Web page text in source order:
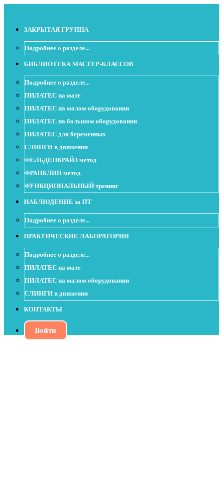
ЗАКРЫТАЯ ГРУППА
Подробнее о разделе...
БИБЛИОТЕКА МАСТЕР-КЛАССОВ
Подробнее о разделе...
ПИЛАТЕС на мате
ПИЛАТЕС на малом оборудовании
ПИЛАТЕС на большом оборудовании
ПИЛАТЕС для беременных
СЛИНГИ в движении
ФЕЛЬДЕНКРАЙЗ метод
ФРАНКЛИН метод
ФУНКЦИОНАЛЬНЫЙ тренинг
НАБЛЮДЕНИЕ за ПТ
Подробнее о разделе...
ПРАКТИЧЕСКИЕ ЛАБОРАТОРИИ
Подробнее о разделе...
ПИЛАТЕС на мате
ПИЛАТЕС на малом оборудовании
СЛИНГИ в движении
КОНТАКТЫ
Войти